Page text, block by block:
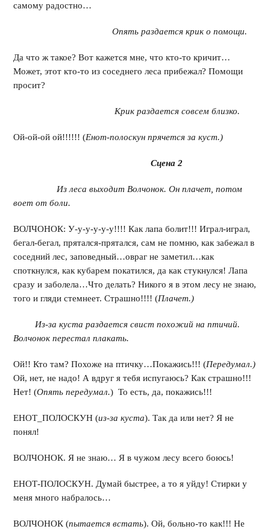
самому радостно…
Опять раздается крик о помощи.
Да что ж такое? Вот кажется мне, что кто-то кричит…
Может, этот кто-то из соседнего леса прибежал? Помощи
просит?
Крик раздается совсем близко.
Ой-ой-ой ой!!!!!! (Енот-полоскун прячется за куст.)
Сцена 2
Из леса выходит Волчонок. Он плачет, потом
воет от боли.
ВОЛЧОНОК: У-у-у-у-у-у!!!! Как лапа болит!!! Играл-играл,
бегал-бегал, прятался-прятался, сам не помню, как забежал в
соседний лес, заповедный…овраг не заметил…как
споткнулся, как кубарем покатился, да как стукнулся! Лапа
сразу и заболела…Что делать? Никого я в этом лесу не знаю,
того и гляди стемнеет. Страшно!!!! (Плачет.)
Из-за куста раздается свист похожий на птичий.
Волчонок перестал плакать.
Ой!! Кто там? Похоже на птичку…Покажись!!! (Передумал.)
Ой, нет, не надо! А вдруг я тебя испугаюсь? Как страшно!!!
Нет! (Опять передумал.) То есть, да, покажись!!!
ЕНОТ_ПОЛОСКУН (из-за куста). Так да или нет? Я не
понял!
ВОЛЧОНОК. Я не знаю… Я в чужом лесу всего боюсь!
ЕНОТ-ПОЛОСКУН. Думай быстрее, а то я уйду! Стирки у
меня много набралось…
ВОЛЧОНОК (пытается встать). Ой, больно-то как!!! Не